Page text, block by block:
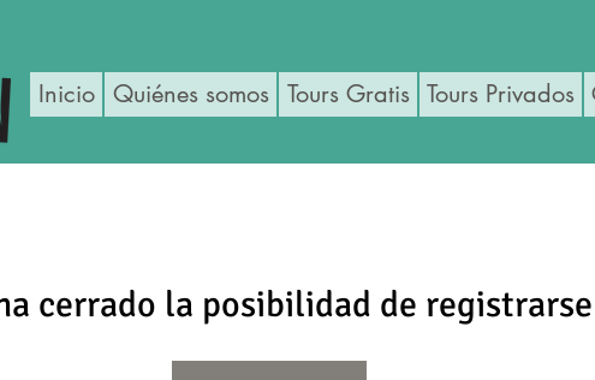
Inicio Quiénes somos Tours Gratis Tours Privados
cerrado la posibilidad de registrarse